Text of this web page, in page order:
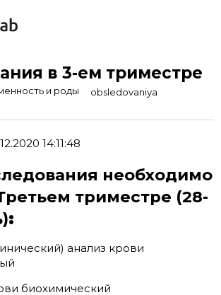
в 3-ем триместре
и роды obsledovaniya
14:11:48
необходимо
триместре (28-
:
анализ крови
биохимический